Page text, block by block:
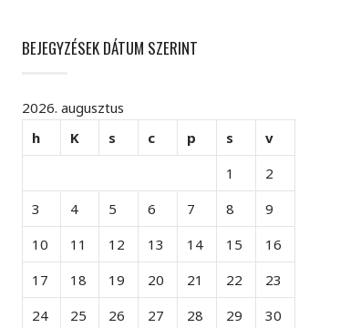
BEJEGYZÉSEK DÁTUM SZERINT
2026. augusztus
h
K s c p s
v
1
2
3
4 5 6 7 8
9
10
11 12 13 14 15
16
17
18 19 20 21 22
23
24
25 26 27 28 29
30